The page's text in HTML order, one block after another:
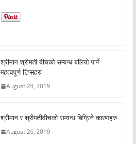
श्रीमान श्रीमती वीचको सम्बन्ध बलियो पार्ने
महत्वपूर्ण टिप्सहरु
August 28, 2019
श्रीमान र श्रीमतीवीचको सम्वन्ध बिग्रिने कारणहरु
August 26, 2019